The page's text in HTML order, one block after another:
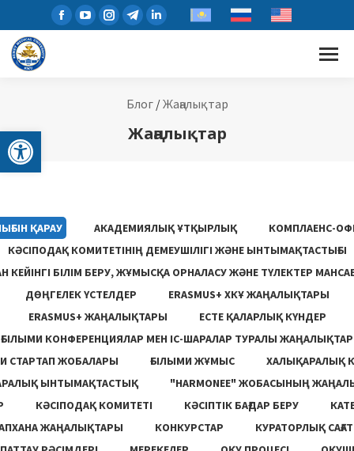
Open toolbar
Блог/Жаңалықтар
Жаңалықтар
ҚАРАУ АКАДЕМИЯЛЫҚ ҰТҚЫРЛЫҚ
КОМПЛАЕНС-
КӘСІПОДАҚ КОМИТЕТІНІҢ ДЕМЕУШІЛІГІ ЖӘНЕ ЫНТЫМАҚТАСТЫҒЫ
КЕЙІНГІ БІЛІМ БЕРУ, ЖҰМЫСҚА ОРНАЛАСУ ЖƏНЕ ТҮЛЕКТЕР
ДӨҢГЕЛЕК ҮСТЕЛДЕР
ERASMUS+ ХКҰ ЖАҢАЛЫҚТАРЫ
ERASMUS+ ЖАҢАЛЫҚТАРЫ
ЕСТЕ ҚАЛАРЛЫҚ КҮНДЕР
ҒЫЛЫМИ КОНФЕРЕНЦИЯЛАР МЕН ІС-ШАРАЛАР ТУРАЛЫ ЖАҢАЛЫҚТАР
СТАРТАП ЖОБАЛАРЫ
ҒЫЛЫМИ ЖҰМЫС
ХАЛЫҚАРАЛЫҚ
ЫНТЫМАҚТАСТЫҚ
"HARMONEE" ЖОБАСЫНЫҢ
КӘСІПОДАҚ КОМИТЕТІ КӘСІПТІК БАҒДАР БЕРУ
ЖАҢАЛЫҚТАРЫ
КОНКУРСТАР
КУРАТОРЛЫҚ